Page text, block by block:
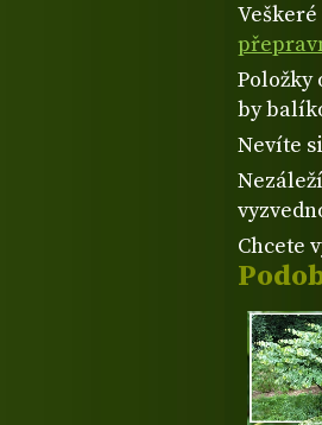
Položky
by
Nevíte
Chcete